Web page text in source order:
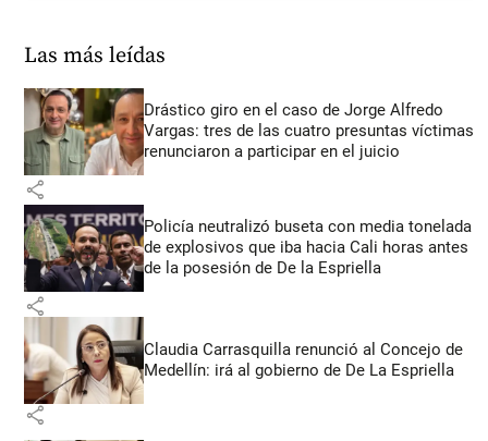
Las más leídas
Drástico giro en el caso de Jorge Alfredo
Vargas: tres de las cuatro presuntas víctimas
renunciaron a participar en el juicio
share
Policía neutralizó buseta con media tonelada
de explosivos que iba hacia Cali horas antes
de la posesión de De la Espriella
share
Claudia Carrasquilla renunció al Concejo de
Medellín: irá al gobierno de De La Espriella
share